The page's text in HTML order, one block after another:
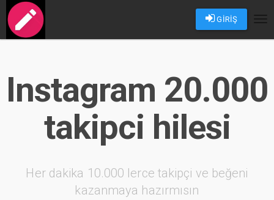
GİRİŞ
Instagram 20.000
takipci hilesi
Her dakika 10.000 lerce takipçi ve beğeni
kazanmaya hazırmısın